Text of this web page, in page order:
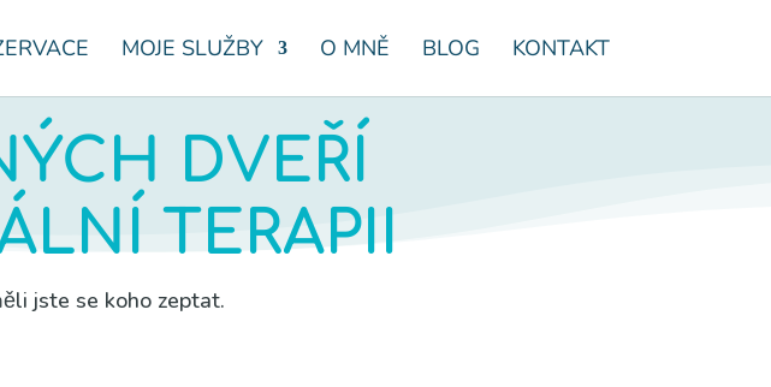
MOJE SLUŽBY O MNĚ BLOG KONTAKT
DVEŘÍ
TERAPII
jste se koho zeptat.